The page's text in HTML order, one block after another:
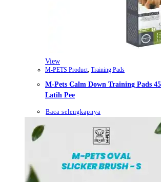
View
M-PETS Product, Training Pads
M-Pets Calm Down Training Pads
Latih Pee
Baca selengkapnya